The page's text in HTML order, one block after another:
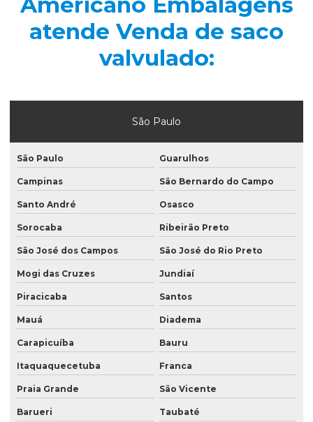
Filmes laminados
Filmes plásticos para congelados
Filmes termoformagem
Fornecedor de plástico gofrado
Indústria de saco valvulado
Lacres termoencolhivel de pvc
Mão de obra de saco valvulado
Plástico gofrado
Plástico gofrado para borracha
Plástico gofrado para embalar perfil de alumínio
Plástico gofrado para perfil de alumínio
Rotulo bopp
Rotulo manga
Saco para argamassa
atende Venda de saco
valvulado:
São Paulo
São Paulo Guarulhos
Campinas São Bernardo do Campo
Santo André Osasco
Sorocaba Ribeirão Preto
São José dos Campos São José do Rio Preto
Mogi das Cruzes Jundiaí
Piracicaba Santos
Mauá Diadema
Carapicuíba Bauru
Itaquaquecetuba Franca
Praia Grande São Vicente
Barueri Taubaté